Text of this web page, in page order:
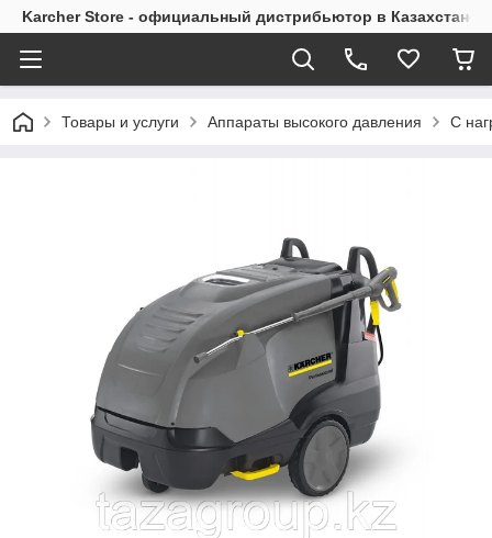
Karcher Store - официальный дистрибьютор в Казахстане
Товары и услуги Аппараты высокого давления С